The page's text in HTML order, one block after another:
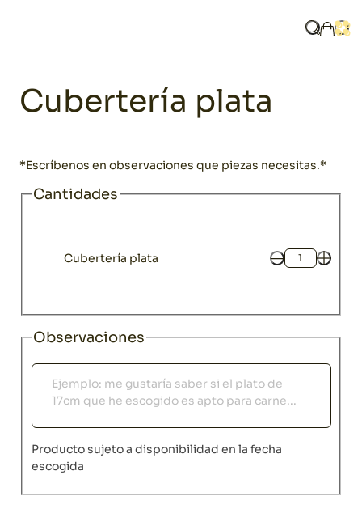
¿Qué
Mi
Cubertería plata
Cubertería plata
*Escríbenos en observaciones que piezas necesitas.*
Cantidades
Cubertería plata Cantidad
Observaciones
Observaciones
Producto sujeto a disponibilidad en la fecha
escogida